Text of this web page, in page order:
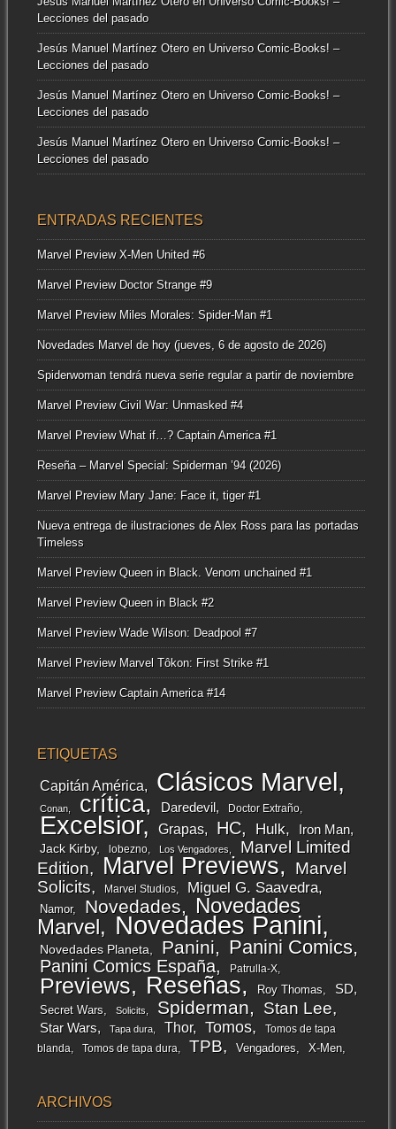
Lecciones del pasado
Jesús Manuel Martínez Oteroen Universo Comic-Books! –
Lecciones del pasado
Jesús Manuel Martínez Oteroen Universo Comic-Books! –
Lecciones del pasado
Jesús Manuel Martínez Oteroen Universo Comic-Books! –
Lecciones del pasado
ENTRADAS RECIENTES
Marvel Preview X-Men United #6
Marvel Preview Doctor Strange #9
Marvel Preview Miles Morales: Spider-Man #1
Novedades Marvel de hoy (jueves, 6 de agosto de 2026)
Spiderwoman tendrá nueva serie regular a partir de noviembre
Marvel Preview Civil War: Unmasked #4
Marvel Preview What if…? Captain America #1
Reseña – Marvel Special: Spiderman ’94 (2026)
Marvel Preview Mary Jane: Face it, tiger #1
Nueva entrega de ilustraciones de Alex Ross para las portadas
Timeless
Marvel Preview Queen in Black. Venom unchained #1
Marvel Preview Queen in Black #2
Marvel Preview Wade Wilson: Deadpool #7
Marvel Preview Marvel Tôkon: First Strike #1
Marvel Preview Captain America #14
ETIQUETAS
Capitán América Clásicos Marvel
Conan crítica Daredevil Doctor Extraño
Excelsior Grapas HC Hulk Iron Man
Jack Kirby lobezno Los Vengadores
Marvel Limited
Edition
Marvel Previews
Marvel
Solicits
Marvel Studios Miguel G. Saavedra
Namor Novedades
Novedades
Marvel
Novedades Panini
Novedades Planeta Panini Panini Comics
Panini Comics España Patrulla-X
Previews Reseñas Roy Thomas SD
Secret Wars Solicits Spiderman Stan Lee
Star Wars Tapa dura Thor Tomos
Tomos de tapa
blanda
Tomos de tapa dura TPB Vengadores X-Men
ARCHIVOS